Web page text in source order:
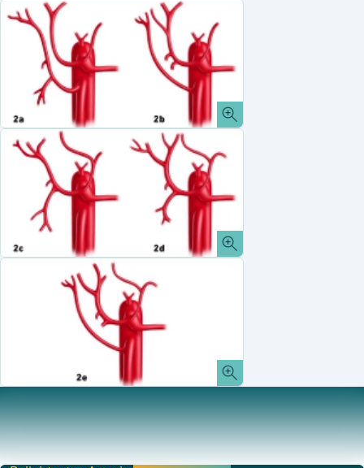
Gallenwege
Der extrahepatische Anteil des Ductus hepaticus
sinister ist in etwa 3-5 cm lang und entsteht in de